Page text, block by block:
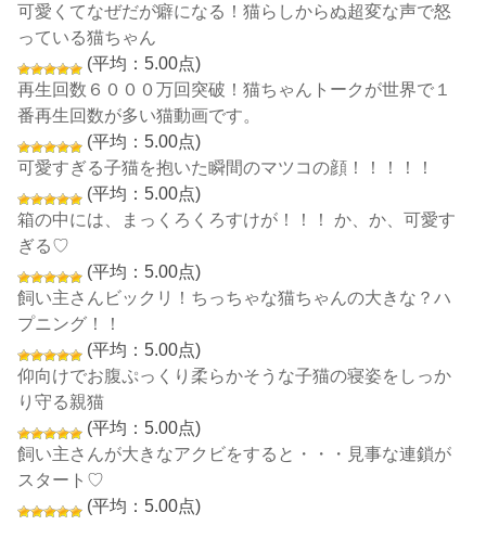
可愛くてなぜだが癖になる！猫らしからぬ超変な声で怒
っている猫ちゃん
(平均：5.00点)
再生回数６０００万回突破！猫ちゃんトークが世界で１
番再生回数が多い猫動画です。
(平均：5.00点)
可愛すぎる子猫を抱いた瞬間のマツコの顔！！！！！
(平均：5.00点)
箱の中には、まっくろくろすけが！！！ か、か、可愛す
ぎる♡
(平均：5.00点)
飼い主さんビックリ！ちっちゃな猫ちゃんの大きな？ハ
プニング！！
(平均：5.00点)
仰向けでお腹ぷっくり柔らかそうな子猫の寝姿をしっか
り守る親猫
(平均：5.00点)
飼い主さんが大きなアクビをすると・・・見事な連鎖が
スタート♡
(平均：5.00点)